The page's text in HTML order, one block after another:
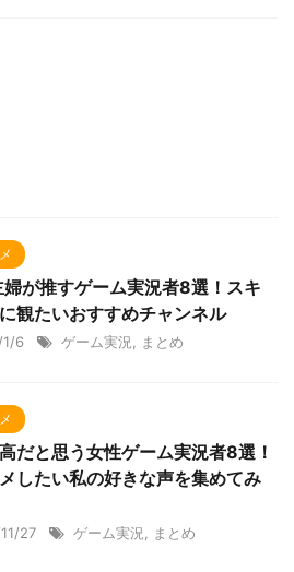
が推すゲーム実況者8選！スキ
観たいおすすめチャンネル
6 ゲーム実況 まとめ
だと思う女性ゲーム実況者8選！
したい私の好きな声を集めてみ
27 ゲーム実況 まとめ